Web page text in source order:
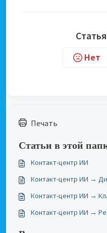
Нет
Печать
Статьи в этой
Контакт-центр ИИ
Контакт-центр ИИ →
Контакт-центр ИИ →
Контакт-центр ИИ →